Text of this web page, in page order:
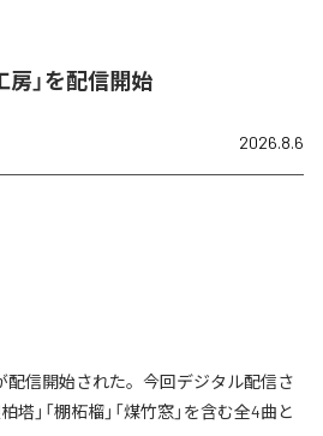
房」を配信開始
2026.8.6
配信開始された。今回デジタル配信さ
塔」「棚柘榴」「煤竹窓」を含む全4曲と